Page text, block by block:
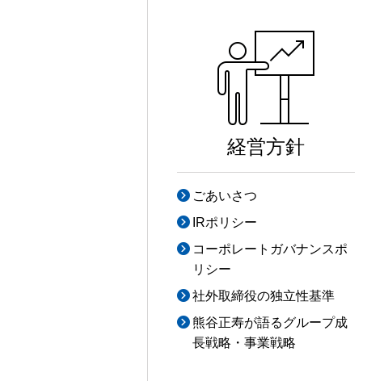
経営方針
ごあいさつ
IRポリシー
コーポレートガバナンスポ
リシー
社外取締役の独立性基準
熊谷正寿が語るグループ成
長戦略・事業戦略